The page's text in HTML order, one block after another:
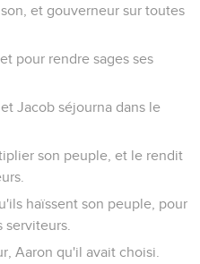
et gouverneur sur toutes
pour rendre sages ses
Jacob séjourna dans le
son peuple, et le rendit
haïssent son peuple, pour
Aaron qu'il avait choisi.